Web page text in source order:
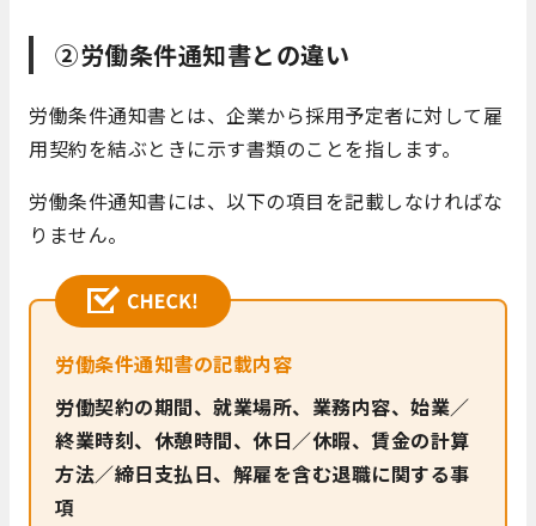
②労働条件通知書との違い
労働条件通知書とは、企業から採用予定者に対して雇
用契約を結ぶときに示す書類のことを指します。
労働条件通知書には、以下の項目を記載しなければな
りません。
労働条件通知書の記載内容
労働契約の期間、就業場所、業務内容、始業／
終業時刻、休憩時間、休日／休暇、賃金の計算
方法／締日支払日、解雇を含む退職に関する事
項